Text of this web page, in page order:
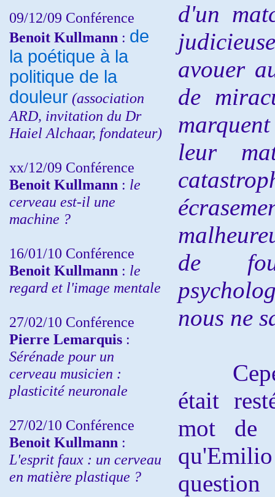
09/12/09 Conférence
Benoit Kullmann : de
la poétique à la
politique de la
douleur (association
ARD, invitation du Dr
Haiel Alchaar, fondateur)
xx/12/09 Conférence
Benoit Kullmann : le
cerveau est-il une
machine ?
16/01/10 Conférence
Benoit Kullmann : le
regard et l'image mentale
27/02/10 Conférence
Pierre Lemarquis :
Sérénade pour un
cerveau musicien :
plasticité neuronale
27/02/10 Conférence
Benoit Kullmann :
L'esprit faux : un cerveau
en matière plastique ?
d'un
avouer
de
leur
de
nous ne
était
mot de